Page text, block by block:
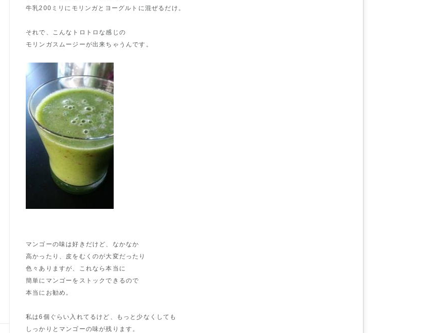
牛乳200ミリにモリンガとヨーグルトに混ぜるだけ。
それで、こんなトロトロな感じの
モリンガスムージーが出来ちゃうんです。
マンゴーの味は好きだけど、なかなか
高かったり、皮をむくのが大変だったり
色々ありますが、これなら本当に
簡単にマンゴーをストックできるので
本当にお勧め。
私は6個ぐらい入れてるけど、もっと少なくしても
しっかりとマンゴーの味が残ります。